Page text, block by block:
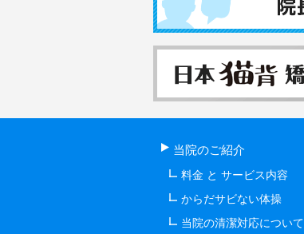
当院のご紹介
料金 と サービス内容
からだサビない体操
当院の清潔対応について